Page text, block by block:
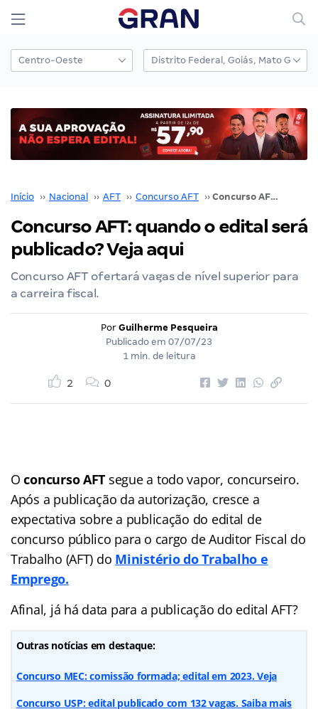
Início ›› Nacional ›› AFT ›› Concurso AFT ›› Concurso AFT: quando o edital será publicado? Veja aqui
Concurso AFT: quando o edital será
publicado? Veja aqui
Concurso AFT ofertará vagas de nível superior para
a carreira fiscal.
Por Guilherme Pesqueira
Publicado em 07/07/23
1 min. de leitura
2 0
Oconcurso AFT segue a todo vapor, concurseiro.
Após a publicação da autorização, cresce a
expectativa sobre a publicação do edital de
concurso público para o cargo de Auditor Fiscal do
Trabalho (AFT) do Ministério do Trabalho e
Emprego.
Afinal, já há data para a publicação do edital AFT?
Outras notícias em destaque:
Concurso MEC: comissão formada; edital em 2023. Veja
Concurso USP: edital publicado com 132 vagas. Saiba mais